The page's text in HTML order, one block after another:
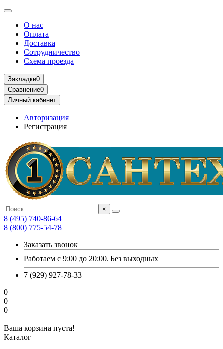
О нас
Оплата
Доставка
Сотрудничество
Схема проезда
Закладки0
Сравнение0
Личный кабинет
Авторизация
Регистрация
×
8 (495) 740-86-64
8 (800) 775-54-78
Заказать звонок
Работаем с 9:00 до 20:00. Без выходных
7 (929) 927-78-33
0
0
0
Ваша корзина пуста!
Каталог